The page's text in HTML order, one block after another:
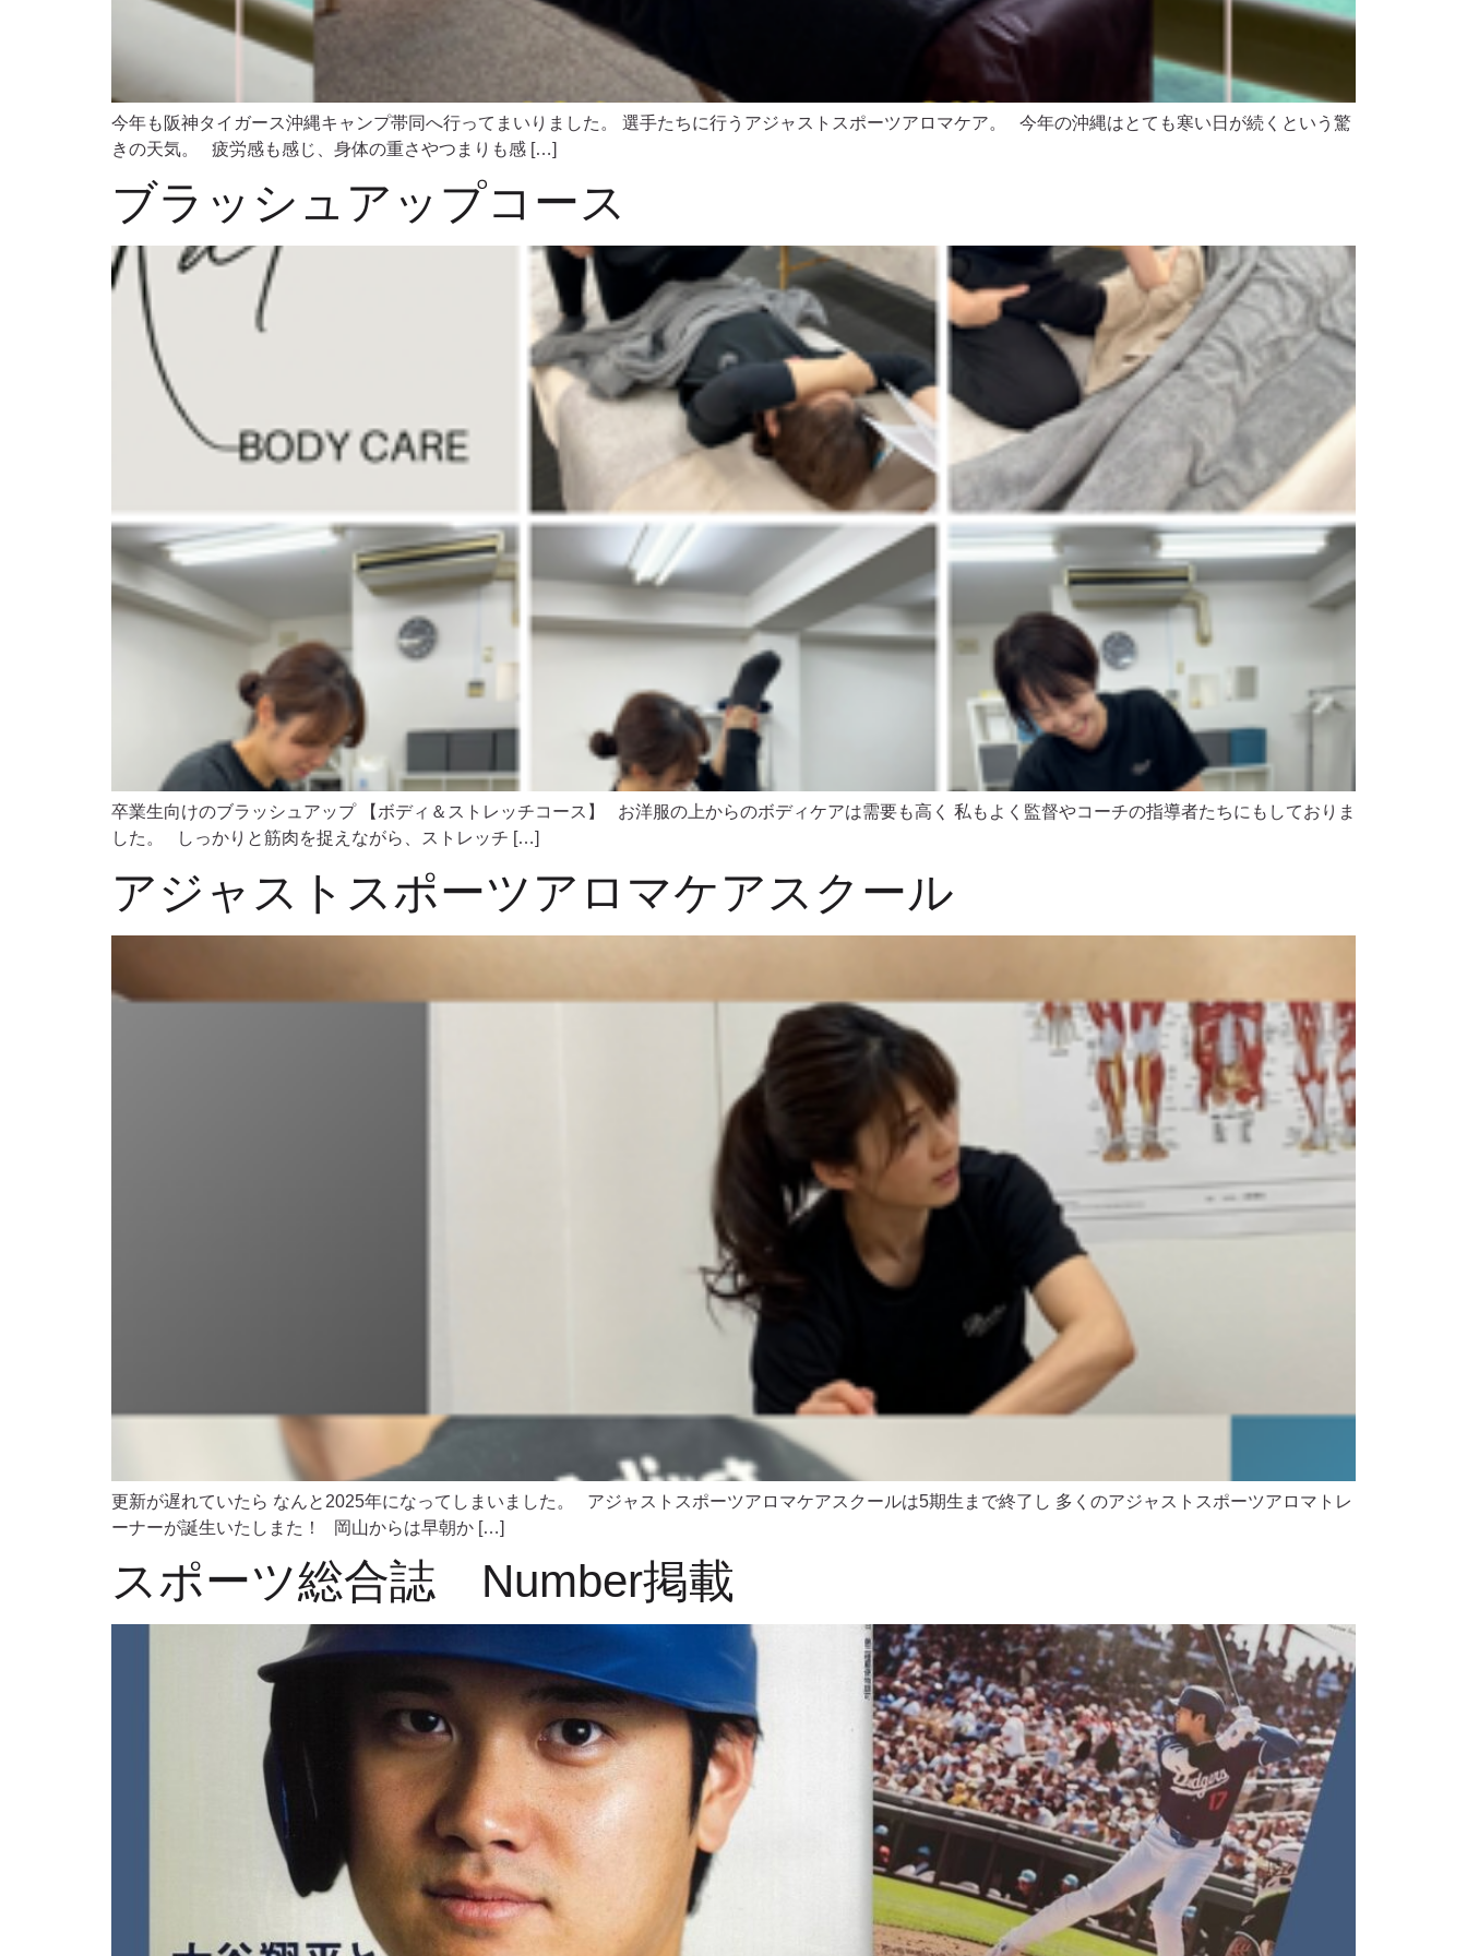
今年も阪神タイガース沖縄キャンプ帯同へ行ってまいりました。 選手たちに行うアジャストスポーツアロマケア。 今年の沖縄はとても寒い日が続くという驚
きの天気。 疲労感も感じ、身体の重さやつまりも感 […]
ブラッシュアップコース
卒業生向けのブラッシュアップ 【ボディ＆ストレッチコース】 お洋服の上からのボディケアは需要も高く 私もよく監督やコーチの指導者たちにもしておりま
した。 しっかりと筋肉を捉えながら、ストレッチ […]
アジャストスポーツアロマケアスクール
更新が遅れていたら なんと2025年になってしまいました。 アジャストスポーツアロマケアスクールは5期生まで終了し 多くのアジャストスポーツアロマトレ
ーナーが誕生いたしまた！ 岡山からは早朝か […]
スポーツ総合誌 Number掲載